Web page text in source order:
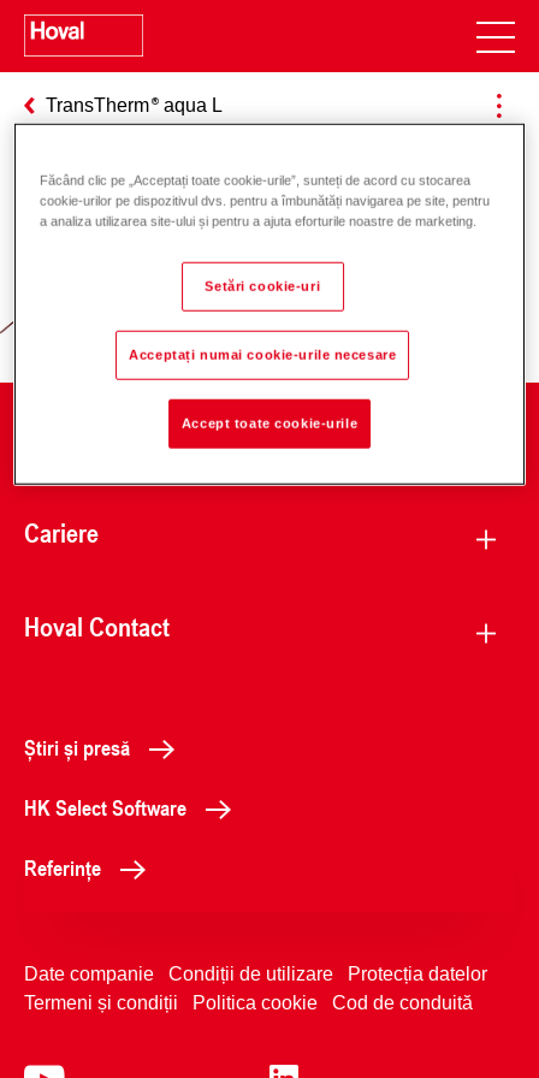
TransTherm aqua L
Responsabilitate pentru energie și
mediu
Cariere
Hoval Contact
Știri și presă
HK Select Software
Referințe
Date companie Condiții de utilizare
Protecția datelor
Termeni și condiții
Politica cookie Cod de conduită
Făcând clic pe „Acceptați toate cookie-urile”, sunteți de acord cu stocarea
cookie-urilor pe dispozitivul dvs. pentru a îmbunătăți navigarea pe site, pentru
a analiza utilizarea site-ului și pentru a ajuta eforturile noastre de marketing.
Setări cookie-uri
Acceptați numai cookie-urile necesare
Accept toate cookie-urile